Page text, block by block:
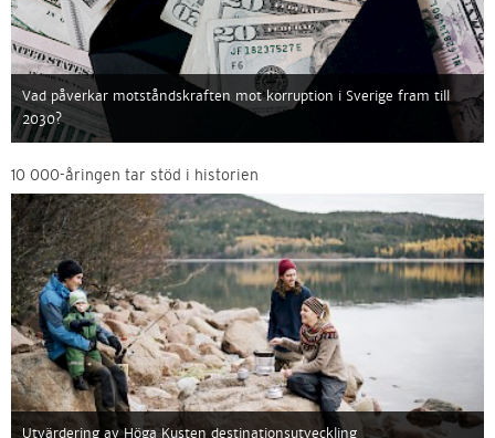
Vad påverkar motståndskraften mot korruption i Sverige fram till
2030?
10 000-åringen tar stöd i historien
Utvärdering av Höga Kusten destinationsutveckling